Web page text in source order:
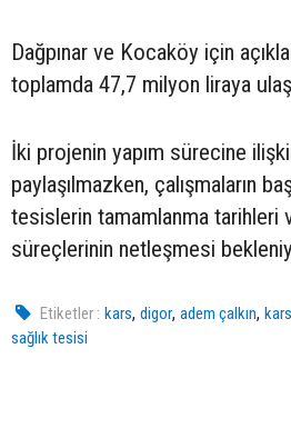
Dağpınar ve Kocaköy için
toplamda 47,7 milyon liraya
İki projenin yapım sürecine
paylaşılmazken, çalışmaların
tesislerin tamamlanma tarihleri
süreçlerinin netleşmesi
Etiketler : kars,digor,adem çalkın,
sağlık tesisi